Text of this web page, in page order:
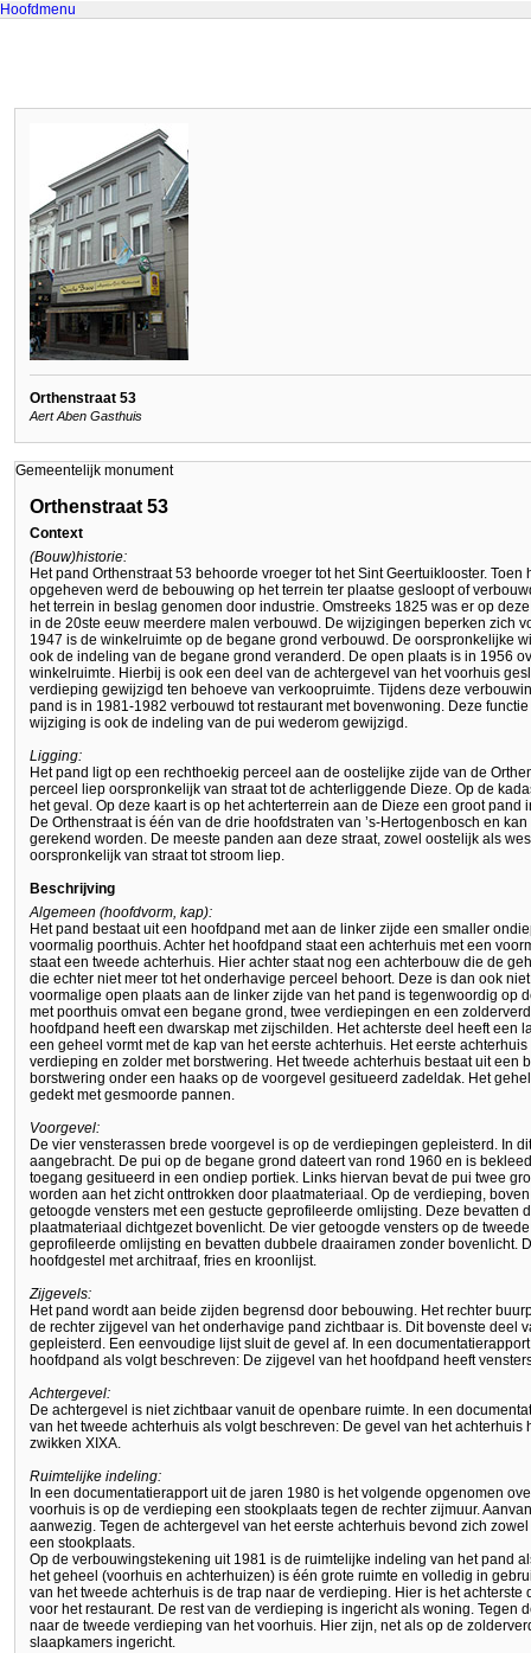
Hoofdmenu
Orthenstraat 53
Aert Aben Gasthuis
Gemeentelijk monument
Orthenstraat 53
Context
(Bouw)historie:
Het pand Orthenstraat 53 behoorde vroeger tot het Sint Geertuiklooster.
opgeheven werd de bebouwing op het terrein ter plaatse gesloopt of
het terrein in beslag genomen door industrie. Omstreeks 1825 was er op
in de 20ste eeuw meerdere malen verbouwd. De wijzigingen beperken zich
1947 is de winkelruimte op de begane grond verbouwd. De oorspronkelijke
ook de indeling van de begane grond veranderd. De open plaats is in 1956
winkelruimte. Hierbij is ook een deel van de achtergevel van het voorhuis
verdieping gewijzigd ten behoeve van verkoopruimte. Tijdens deze
pand is in 1981-1982 verbouwd tot restaurant met bovenwoning. Deze
wijziging is ook de indeling van de pui wederom gewijzigd.
Ligging:
Het pand ligt op een rechthoekig perceel aan de oostelijke zijde van de
perceel liep oorspronkelijk van straat tot de achterliggende Dieze. Op de
het geval. Op deze kaart is op het achterterrein aan de Dieze een groot
De Orthenstraat is één van de drie hoofdstraten van ’s-Hertogenbosch en
gerekend worden. De meeste panden aan deze straat, zowel oostelijk als
oorspronkelijk van straat tot stroom liep.
Beschrijving
Algemeen (hoofdvorm, kap):
Het pand bestaat uit een hoofdpand met aan de linker zijde een smaller
voormalig poorthuis. Achter het hoofdpand staat een achterhuis met een
staat een tweede achterhuis. Hier achter staat nog een achterbouw die de
die echter niet meer tot het onderhavige perceel behoort. Deze is dan ook
voormalige open plaats aan de linker zijde van het pand is tegenwoordig op
met poorthuis omvat een begane grond, twee verdiepingen en een
hoofdpand heeft een dwarskap met zijschilden. Het achterste deel heeft een
een geheel vormt met de kap van het eerste achterhuis. Het eerste
verdieping en zolder met borstwering. Het tweede achterhuis bestaat uit een
borstwering onder een haaks op de voorgevel gesitueerd zadeldak. Het
gedekt met gesmoorde pannen.
Voorgevel:
De vier vensterassen brede voorgevel is op de verdiepingen gepleisterd. In
aangebracht. De pui op de begane grond dateert van rond 1960 en is
toegang gesitueerd in een ondiep portiek. Links hiervan bevat de pui twee
worden aan het zicht onttrokken door plaatmateriaal. Op de verdieping,
getoogde vensters met een gestucte geprofileerde omlijsting. Deze bevatten
plaatmateriaal dichtgezet bovenlicht. De vier getoogde vensters op de
geprofileerde omlijsting en bevatten dubbele draairamen zonder bovenlicht.
hoofdgestel met architraaf, fries en kroonlijst.
Zijgevels:
Het pand wordt aan beide zijden begrensd door bebouwing. Het rechter
de rechter zijgevel van het onderhavige pand zichtbaar is. Dit bovenste deel
gepleisterd. Een eenvoudige lijst sluit de gevel af. In een
hoofdpand als volgt beschreven: De zijgevel van het hoofdpand heeft
Achtergevel:
De achtergevel is niet zichtbaar vanuit de openbare ruimte. In een
van het tweede achterhuis als volgt beschreven: De gevel van het achterhuis
zwikken XIXA.
Ruimtelijke indeling:
In een documentatierapport uit de jaren 1980 is het volgende opgenomen
voorhuis is op de verdieping een stookplaats tegen de rechter zijmuur.
aanwezig. Tegen de achtergevel van het eerste achterhuis bevond zich
een stookplaats.
Op de verbouwingstekening uit 1981 is de ruimtelijke indeling van het pand
het geheel (voorhuis en achterhuizen) is één grote ruimte en volledig in
van het tweede achterhuis is de trap naar de verdieping. Hier is het
voor het restaurant. De rest van de verdieping is ingericht als woning. Tegen
naar de tweede verdieping van het voorhuis. Hier zijn, net als op de
slaapkamers ingericht.